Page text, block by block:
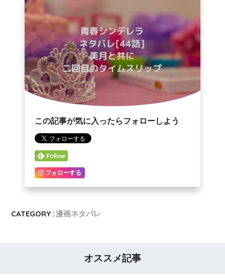
この記事が気に入ったらフォローしよう
フォローする
CATEGORY :漫画ネタバレ
オススメ記事